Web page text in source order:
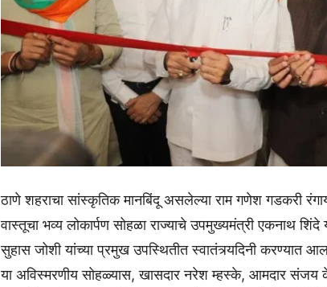
ठाणे शहराचा सांस्कृतिक मानबिंदू असलेल्या राम गणेश गडकरी
वास्तूचा भव्य लोकार्पण सोहळा राज्याचे उपमुख्यमंत्री एकनाथ
सुहास जोशी यांच्या प्रमुख उपस्थितीत स्वातंत्र्यदिनी करण्यात
या अविस्मरणीय सोहळ्यास, खासदार नरेश म्हस्के, आमदार